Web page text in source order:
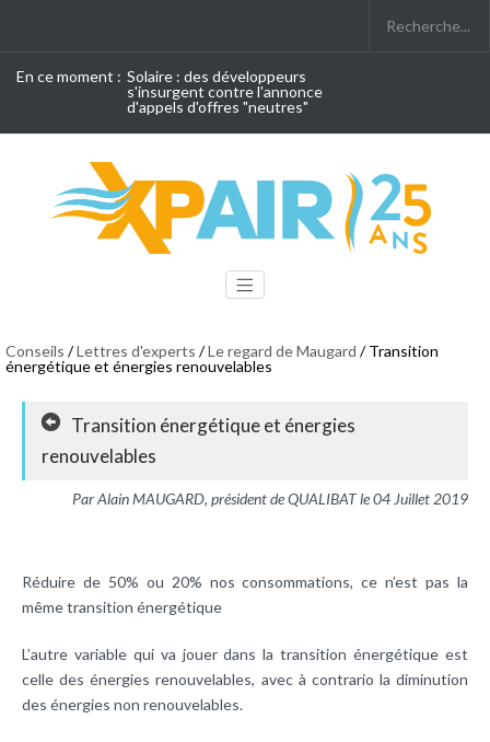
En ce moment : Solaire : des développeurs
s'insurgent contre l'annonce
d'appels d'offres "neutres"
Conseils /Lettres d'experts /Le regard de Maugard / Transition
énergétique et énergies renouvelables
Transition énergétique et énergies
renouvelables
Par Alain MAUGARD, président de QUALIBAT le 04 Juillet 2019
Réduire de 50% ou 20% nos consommations, ce n’est pas la
même transition énergétique
L’autre variable qui va jouer dans la transition énergétique est
celle des énergies renouvelables, avec à contrario la diminution
des énergies non renouvelables.